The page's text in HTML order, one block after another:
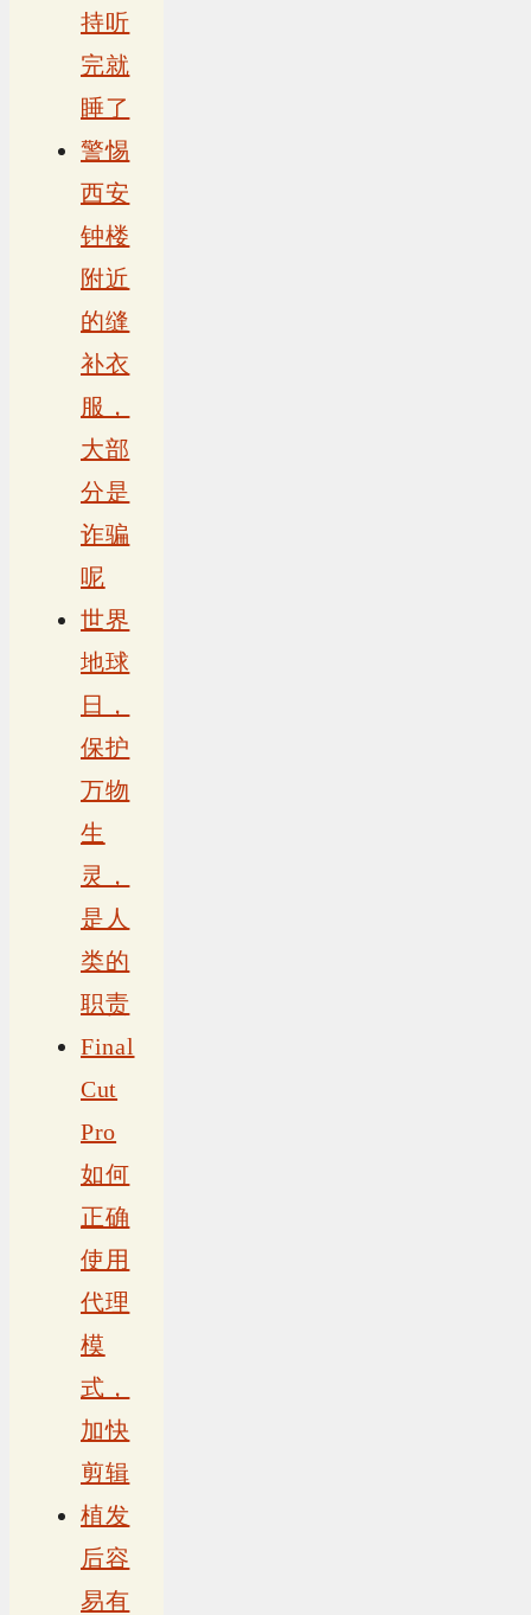
持听
完就
睡了
警惕
西安
钟楼
附近
的缝
补衣
服，
大部
分是
诈骗
呢
世界
地球
日，
保护
万物
生
灵，
是人
类的
职责
Final
Cut
Pro
如何
正确
使用
代理
模
式，
加快
剪辑
植发
后容
易有